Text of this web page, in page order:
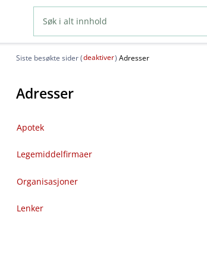
Siste besøkte sider (deaktiver) Adresser
Adresser
Apotek
Legemiddelfirmaer
Organisasjoner
Lenker